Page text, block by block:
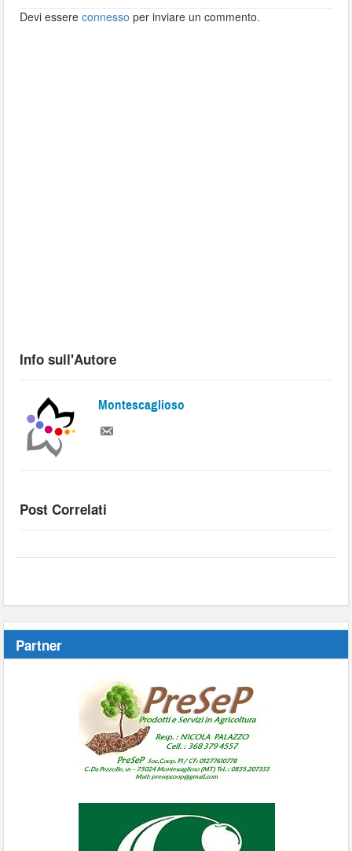
Devi essereconnesso per inviare un commento.
Info sull'Autore
Montescaglioso
Post Correlati
Partner